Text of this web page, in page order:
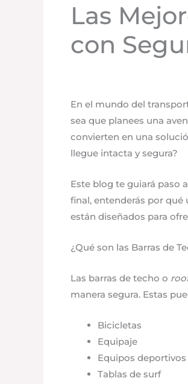
Las
con
En el mundo del
sea que planees una
convierten en una
llegue intacta y segura?
Este blog te guiará paso
final, entenderás por
están diseñados para
¿Qué son las Barras de
Las barras de techo o
manera segura. Estas
Bicicletas
Equipaje
Equipos deportivos
Tablas de surf